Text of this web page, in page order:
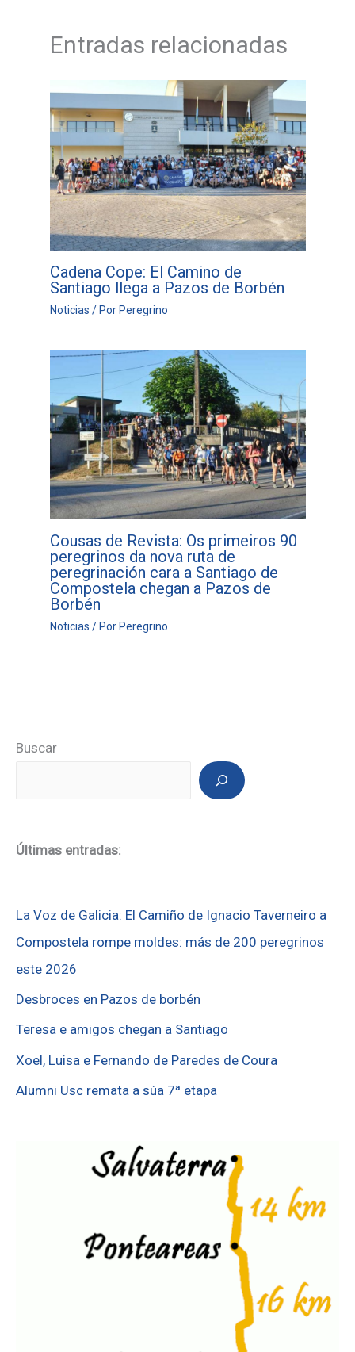
Entradas relacionadas
Cadena Cope: El Camino de
Santiago llega a Pazos de Borbén
Noticias / Por Peregrino
Cousas de Revista: Os primeiros 90
peregrinos da nova ruta de
peregrinación cara a Santiago de
Compostela chegan a Pazos de
Borbén
Noticias / Por Peregrino
Buscar
Últimas entradas:
La Voz de Galicia: El Camiño de Ignacio Taverneiro a
Compostela rompe moldes: más de 200 peregrinos
este 2026
Desbroces en Pazos de borbén
Teresa e amigos chegan a Santiago
Xoel, Luisa e Fernando de Paredes de Coura
Alumni Usc remata a súa 7ª etapa